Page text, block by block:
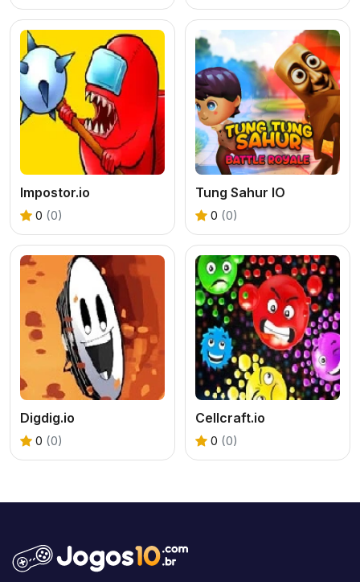
Impostor.io
0 (0)
Tung Sahur IO
0 (0)
Digdig.io
0 (0)
Cellcraft.io
0 (0)